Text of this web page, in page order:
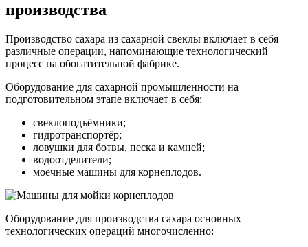
производства
Производство сахара из сахарной свеклы включает в себя
различные операции, напоминающие технологический
процесс на обогатительной фабрике.
Оборудование для сахарной промышленности на
подготовительном этапе включает в себя:
свеклоподъёмники;
гидротранспортёр;
ловушки для ботвы, песка и камней;
водоотделители;
моечные машины для корнеплодов.
Оборудование для производства сахара основных
технологических операций многочисленно: